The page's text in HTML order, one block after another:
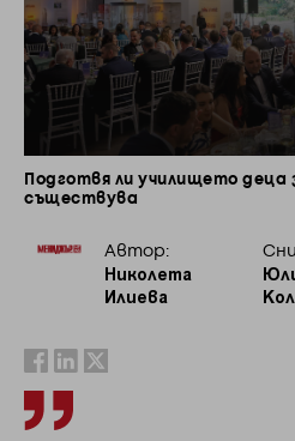
Подготвя ли училището деца
съществува
Автор:
Николета
Илиева